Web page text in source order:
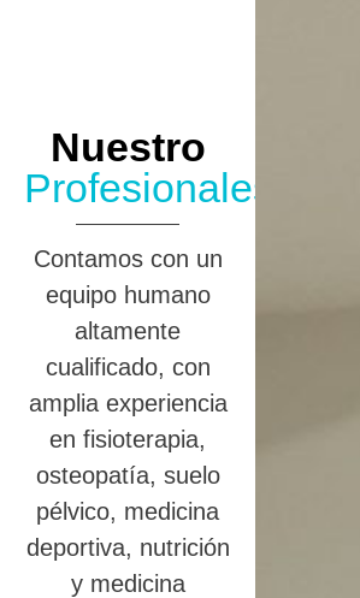
Nuestro
Profesionales
Contamos con un
equipo humano
altamente
cualificado, con
amplia experiencia
en fisioterapia,
osteopatía, suelo
pélvico, medicina
deportiva, nutrición
y medicina